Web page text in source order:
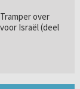
over
Israël (deel